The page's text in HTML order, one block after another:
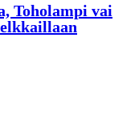
Toholampi vai